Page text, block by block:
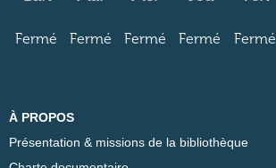
Fermé Fermé Fermé Fermé Fermé
À PROPOS
Présentation & missions de la bibliothèque